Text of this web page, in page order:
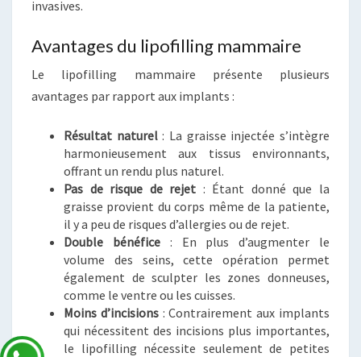
invasives.
Avantages du lipofilling mammaire
Le lipofilling mammaire présente plusieurs
avantages par rapport aux implants :
Résultat naturel: La graisse injectée s’intègre
harmonieusement aux tissus environnants,
offrant un rendu plus naturel.
Pas de risque de rejet : Étant donné que la
graisse provient du corps même de la patiente,
il y a peu de risques d’allergies ou de rejet.
Double bénéfice: En plus d’augmenter le
volume des seins, cette opération permet
également de sculpter les zones donneuses,
comme le ventre ou les cuisses.
Moins d’incisions: Contrairement aux implants
qui nécessitent des incisions plus importantes,
le lipofilling nécessite seulement de petites